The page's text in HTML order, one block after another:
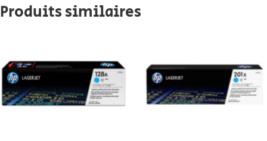
Produits similaires